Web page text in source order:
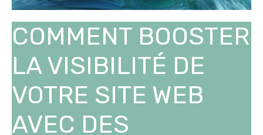
COMMENT BOOSTER
LA VISIBILITÉ DE
VOTRE SITE WEB
AVEC DES